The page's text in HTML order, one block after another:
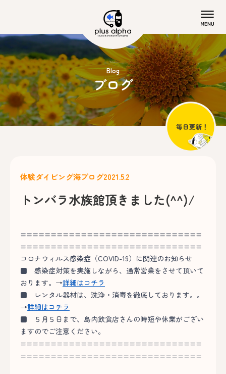
Blog
ブログ
体験ダイビング海ブログ2021.5.2
トンバラ水族館頂きました(^^)/
==============================
==============================
コロナウィルス感染症（COVID-19）に関連のお知らせ
■ 感染症対策を実施しながら、通常営業をさせて頂いて
おります。→詳細はコチラ
■ レンタル器材は、洗浄・消毒を徹底しております。。
→詳細はコチラ
■ ５月５日まで、島内飲食店さんの時短や休業がござい
ますのでご注意ください。
==============================
==============================